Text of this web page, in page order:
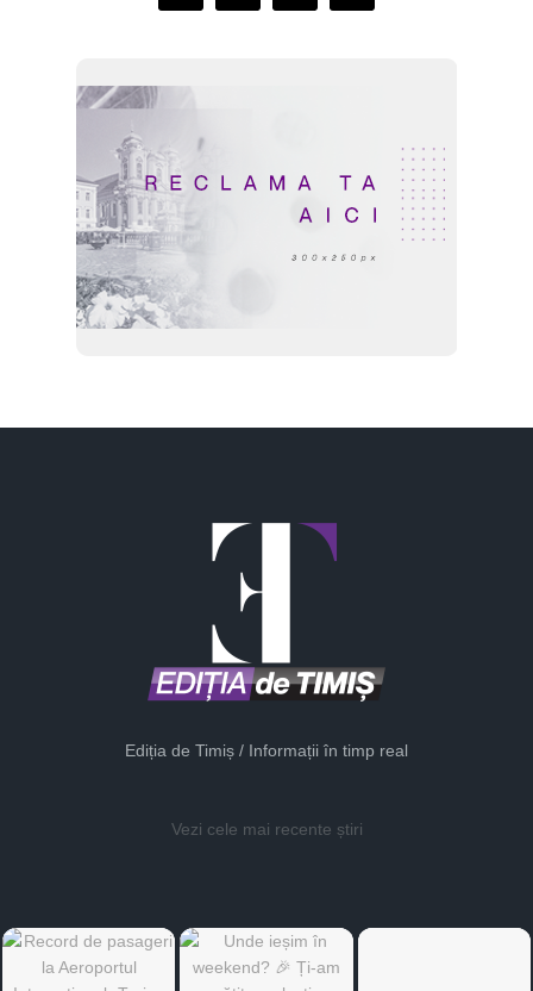
Ediția de Timiș / Informații în timp real
Vezi cele mai recente știri